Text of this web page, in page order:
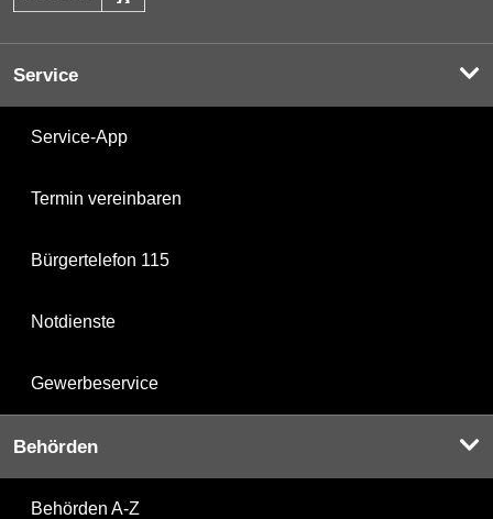
Service
Service-App
Termin vereinbaren
Bürgertelefon 115
Notdienste
Gewerbeservice
Behörden
Behörden A-Z